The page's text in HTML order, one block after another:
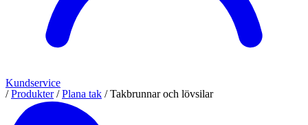
Kundservice
/ Produkter / Plana tak / Takbrunnar och lövsilar